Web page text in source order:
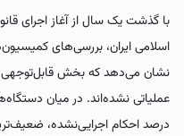
با گذشت یک سال از آغاز اجرای
اسلامی ایران، بررسی‌های
نشان می‌دهد که بخش قابل‌توجهی
درصد احکام اجرایی‌نشده،